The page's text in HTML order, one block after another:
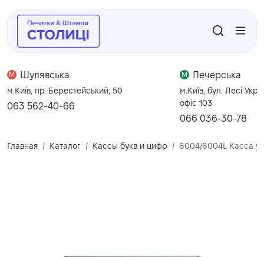
M Шулявська
м.Київ, пр. Берестейський, 50
063 562-40-66
M Печерська
м.Київ, бул. Лесі
офіс 103
066 036-30-78
Главная Каталог Кассы букв и цифр 6004/6004L Касса